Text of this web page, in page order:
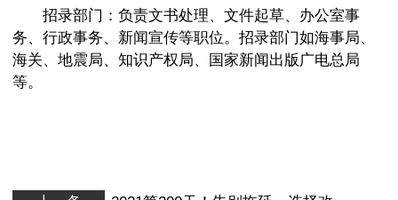
招录部门：负责文书处理、文件起草、办公室事
务、行政事务、新闻宣传等职位。招录部门如海事局、
海关、地震局、知识产权局、国家新闻出版广电总局
等。